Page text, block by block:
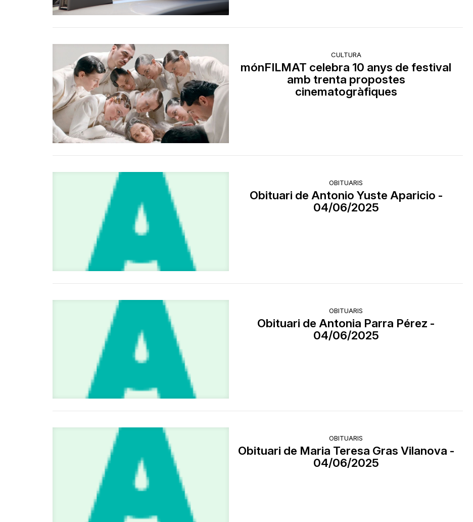
CULTURA
mónFILMAT celebra 10 anys de festival
amb trenta propostes
cinematogràfiques
OBITUARIS
Obituari de Antonio Yuste Aparicio -
04/06/2025
OBITUARIS
Obituari de Antonia Parra Pérez -
04/06/2025
OBITUARIS
Obituari de Maria Teresa Gras Vilanova -
04/06/2025